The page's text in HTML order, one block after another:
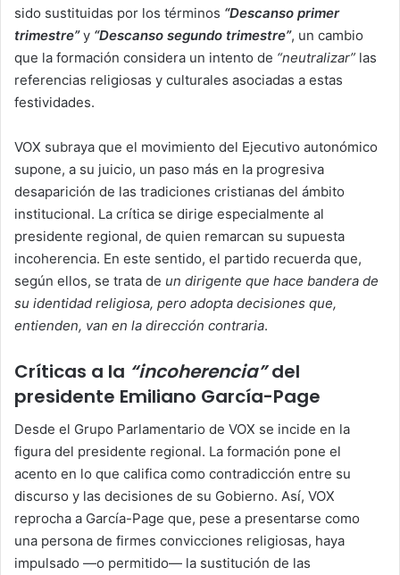
sido sustituidas por los términos “Descanso primer
trimestre”y “Descanso segundo trimestre”, un cambio
que la formación considera un intento de “neutralizar” las
referencias religiosas y culturales asociadas a estas
festividades.
VOX subraya que el movimiento del Ejecutivo autonómico
supone, a su juicio, un paso más en la progresiva
desaparición de las tradiciones cristianas del ámbito
institucional. La crítica se dirige especialmente al
presidente regional, de quien remarcan su supuesta
incoherencia. En este sentido, el partido recuerda que,
según ellos, se trata de un dirigente que hace bandera de
su identidad religiosa, pero adopta decisiones que,
entienden, van en la dirección contraria.
Críticas a la “incoherencia”del
presidente Emiliano García-Page
Desde el Grupo Parlamentario de VOX se incide en la
figura del presidente regional. La formación pone el
acento en lo que califica como contradicción entre su
discurso y las decisiones de su Gobierno. Así, VOX
reprocha a García-Page que, pese a presentarse como
una persona de firmes convicciones religiosas, haya
impulsado —o permitido— la sustitución de las